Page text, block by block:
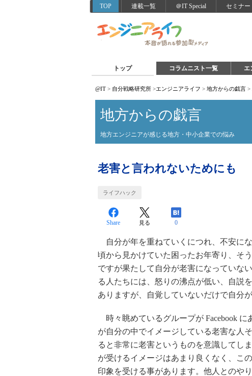
TOP 連載一覧 ＠IT Special セミナー
トップ コラムニスト一覧 エ
@IT > 自分戦略研究所 >エンジニアライフ > 地方からの戯言 >
地方からの戯言
地方エンジニアが感じる地方・中小企業での悩み
老害と言われないためにも
ライフハック
Share 見る 0
自分が年を重ねていくにつれ、不安に
頃から見かけていた困ったお年寄り、そ
ですが果たして自分が老害になっていな
る人たちには、怒りの沸点が低い、自説
ありますが、自覚していないだけで自分
時々眺めているグループが Facebook
が自分の中でイメージしている老害な人
ると非常に老害というものを意識してし
が受けるイメージはあまり良くなく、こ
印象を受ける事があります。他人とのや